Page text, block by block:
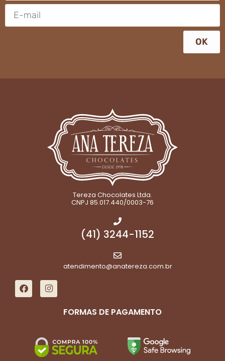
OK
Tereza Chocolates Ltda.
CNPJ 85.017.440/0003-76
(41) 3244-1152
atendimento@anatereza.com.br
FORMAS DE PAGAMENTO